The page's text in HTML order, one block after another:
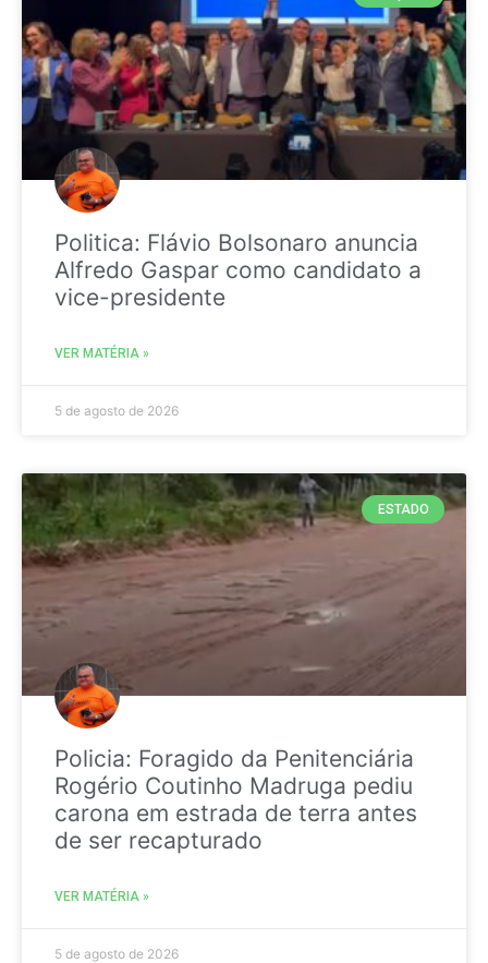
Politica: Flávio Bolsonaro anuncia
Alfredo Gaspar como candidato a
vice-presidente
VER MATÉRIA »
5 de agosto de 2026
ESTADO
Policia: Foragido da Penitenciária
Rogério Coutinho Madruga pediu
carona em estrada de terra antes
de ser recapturado
VER MATÉRIA »
5 de agosto de 2026